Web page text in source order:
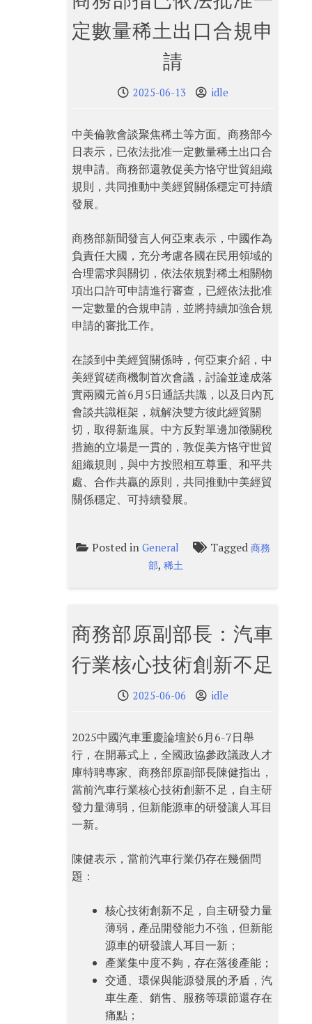
定數量稀土出口合規申
請
2025-06-13 idle
中美倫敦會談聚焦稀土等方面。商務部今
日表示，已依法批准一定數量稀土出口合
規申請。商務部還敦促美方恪守世貿組織
規則，共同推動中美經貿關係穩定可持續
發展。
商務部新聞發言人何亞東表示，中國作為
負責任大國，充分考慮各國在民用領域的
合理需求與關切，依法依規對稀土相關物
項出口許可申請進行審查，已經依法批准
一定數量的合規申請，並將持續加強合規
申請的審批工作。
在談到中美經貿關係時，何亞東介紹，中
美經貿磋商機制首次會議，討論並達成落
實兩國元首6月5日通話共識，以及日內瓦
會談共識框架，就解決雙方彼此經貿關
切，取得新進展。中方反對單邊加徵關稅
措施的立場是一貫的，敦促美方恪守世貿
組織規則，與中方按照相互尊重、和平共
處、合作共贏的原則，共同推動中美經貿
關係穩定、可持續發展。
Posted in General Tagged 商務
部,稀土
商務部原副部長：汽車
行業核心技術創新不足
2025-06-06 idle
2025中國汽車重慶論壇於6月6-7日舉
行，在開幕式上，全國政協參政議政人才
庫特聘專家、商務部原副部長陳健指出，
當前汽車行業核心技術創新不足，自主研
發力量薄弱，但新能源車的研發讓人耳目
一新。
陳健表示，當前汽車行業仍存在幾個問
題：
核心技術創新不足，自主研發力量
薄弱，產品開發能力不強，但新能
源車的研發讓人耳目一新；
產業集中度不夠，存在落後產能；
交通、環保與能源發展的矛盾，汽
車生產、銷售、服務等環節還存在
痛點；